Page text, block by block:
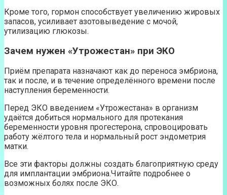
Кроме того, гормон способствует увеличению жировых
запасов, усиливает азотовыведение с мочой,
утилизацию глюкозы.
Зачем нужен «Утрожестан» при ЭКО
Приём препарата назначают как до переноса эмбриона,
так и после, и в течение определённого времени после
наступления беременности.
Перед ЭКО введением «Утрожестана» в организм
удаётся добиться нормального для протекания
беременности уровня прогестерона, спровоцировать
работу жёлтого тела и нормальный рост эндометрия
матки.
Все эти факторы должны создать благоприятную среду
для имплантации эмбриона.Читайте подробнее о
возможных болях после ЭКО.